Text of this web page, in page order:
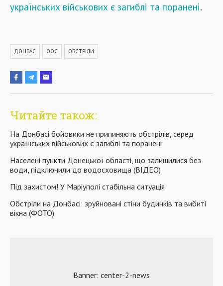
українських військових є загиблі та поранені.
ДОНБАС ООС ОБСТРІЛИ
Читайте також:
На Донбасі бойовики не припиняють обстрілів, серед
українських військових є загиблі та поранені
Населені пункти Донецької області, що залишилися без
води, підключили до водосховища (ВІДЕО)
Під захистом! У Маріуполі стабільна ситуація
Обстріли на Донбасі: зруйновані стіни будинків та вибиті
вікна (ФОТО)